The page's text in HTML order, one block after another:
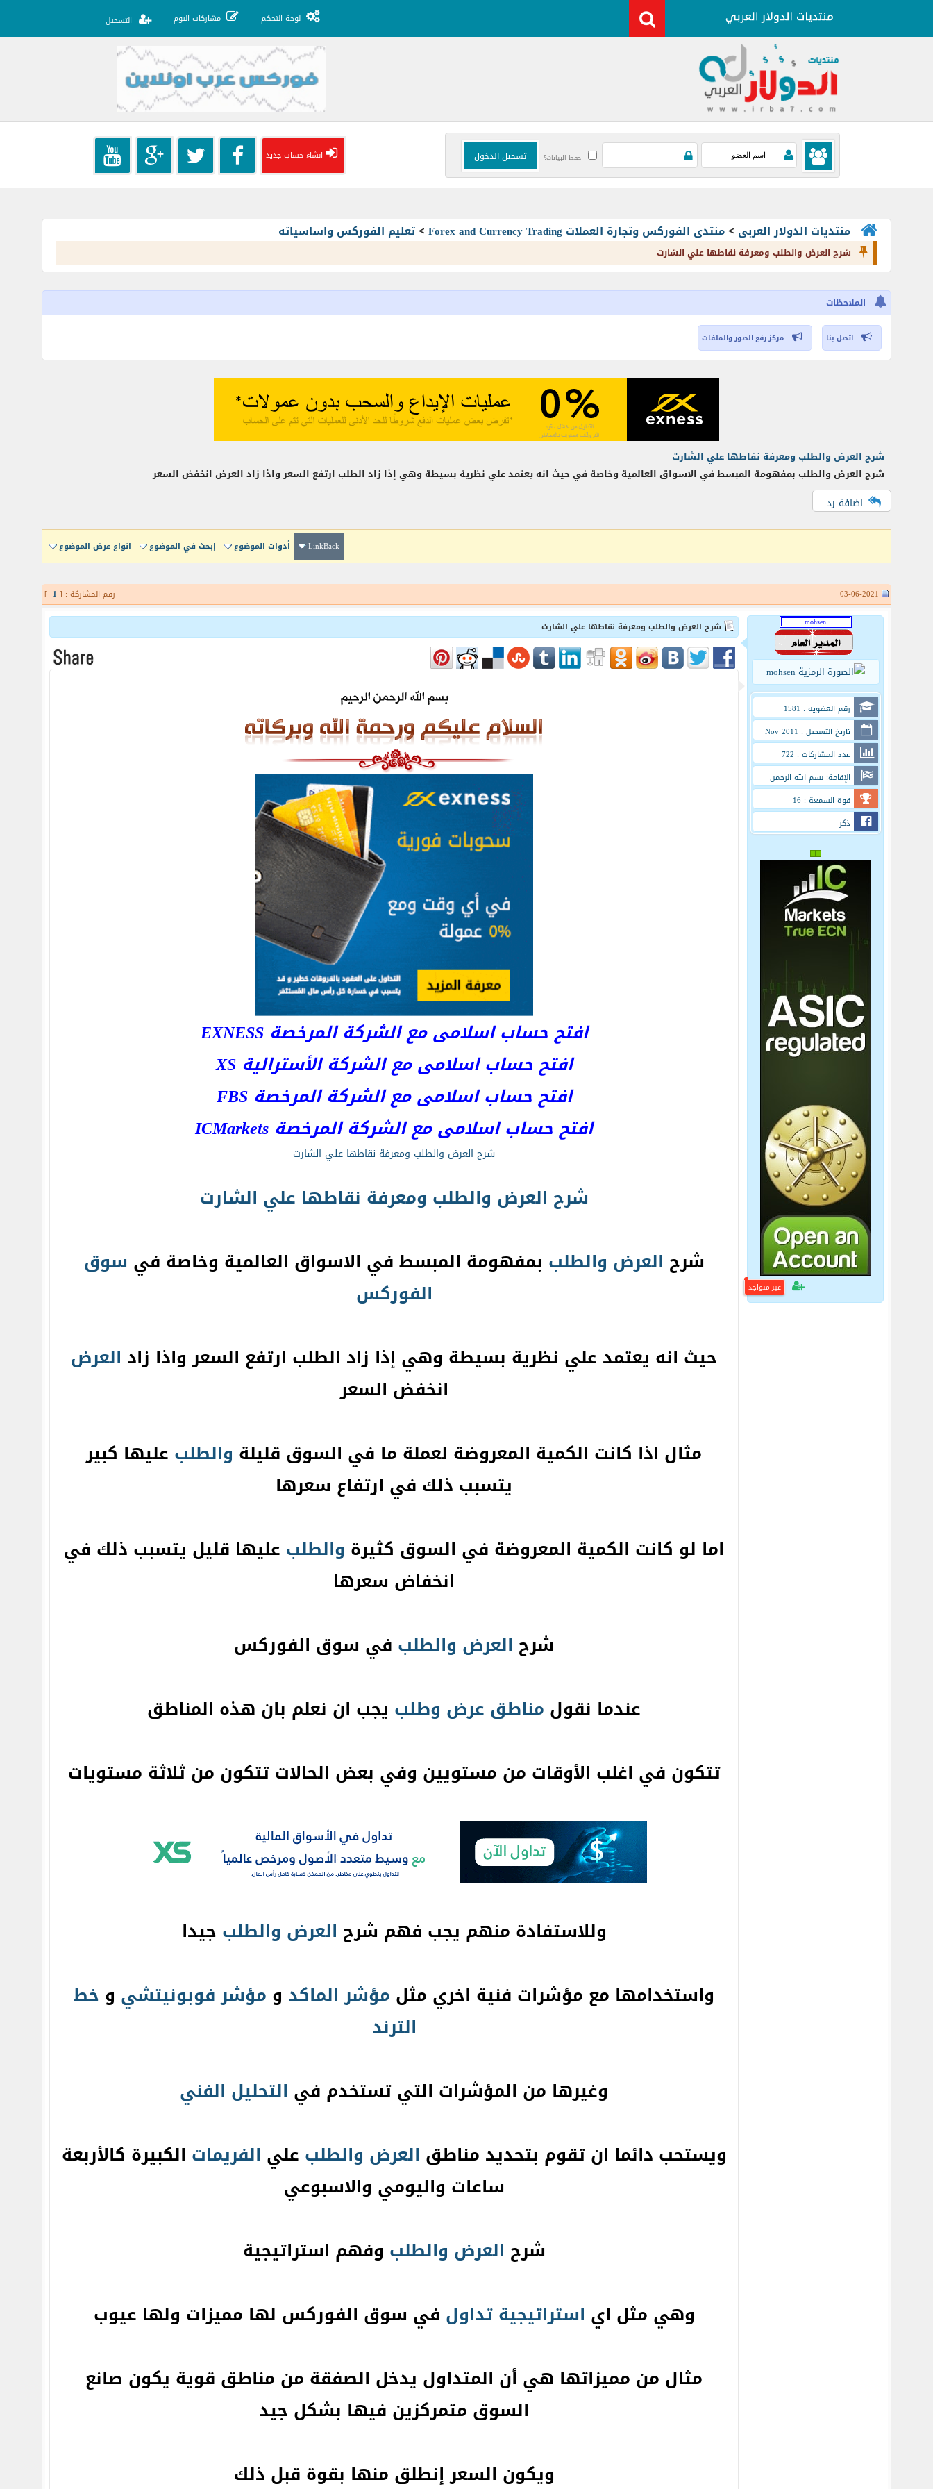
لوحة التحكم مشاركات اليوم التسجيل
حفظ البيانات؟ انشاء حساب جديد
منتديات الدولار العربى >منتدى الفوركس وتجارة العملات Forex and Currency Trading >تعليم الفوركس واساسياته
شرح العرض والطلب ومعرفة نقاطها علي الشارت
الملاحظات
اتصل بنا مركز رفع الصور والملفات
شرح العرض والطلب ومعرفة نقاطها علي الشارت
شرح العرض والطلب بمفهومة المبسط في الاسواق العالمية وخاصة في حيث انه يعتمد علي نظرية بسيطة وهي إذا زاد الطلب ارتفع السعر واذا زاد العرض انخفض السعر
اضافة رد
LinkBack أدوات الموضوع إبحث في الموضوع انواع عرض الموضوع
رقم المشاركة : [ 1
]
رقم العضوية : 1581
تاريخ التسجيل : Nov 2011
عدد المشاركات : 722
الإقامة: بسم الله الرحمن
الرحيم
قوة السمعة : 16
ذكر
غير متواجد
شرح العرض والطلب ومعرفة نقاطها علي الشارت
افتح حساب اسلامى مع الشركة المرخصة EXNESS
افتح حساب اسلامى مع الشركة الأسترالية XS
افتح حساب اسلامى مع الشركة المرخصة FBS
افتح حساب اسلامى مع الشركة المرخصة ICMarkets
شرح العرض والطلب ومعرفة نقاطها علي الشارت
شرح العرض والطلب ومعرفة نقاطها علي الشارت
شرح العرض والطلب بمفهومة المبسط في الاسواق العالمية وخاصة في سوق
الفوركس
حيث انه يعتمد علي نظرية بسيطة وهي إذا زاد الطلب ارتفع السعر واذا زاد العرض
انخفض السعر
مثال اذا كانت الكمية المعروضة لعملة ما في السوق قليلة والطلب عليها كبير
يتسبب ذلك في ارتفاع سعرها
اما لو كانت الكمية المعروضة في السوق كثيرة والطلب عليها قليل يتسبب ذلك في
انخفاض سعرها
شرح العرض والطلب في سوق الفوركس
عندما نقول مناطق عرض وطلب يجب ان نعلم بان هذه المناطق
تتكون في اغلب الأوقات من مستويين وفي بعض الحالات تتكون من ثلاثة مستويات
وللاستفادة منهم يجب فهم شرح العرض والطلب جيدا
واستخدامها مع مؤشرات فنية اخري مثل مؤشر الماكد و مؤشر فوبونيتشي و خط
الترند
وغيرها من المؤشرات التي تستخدم في التحليل الفني
ويستحب دائما ان تقوم بتحديد مناطق العرض والطلب علي الفريمات الكبيرة كالأربعة
ساعات واليومي والاسبوعي
شرح العرض والطلب وفهم استراتيجية
وهي مثل اي استراتيجية تداول في سوق الفوركس لها مميزات ولها عيوب
مثال من مميزاتها هي أن المتداول يدخل الصفقة من مناطق قوية يكون صانع
السوق متمركزين فيها بشكل جيد
ويكون السعر إنطلق منها بقوة قبل ذلك